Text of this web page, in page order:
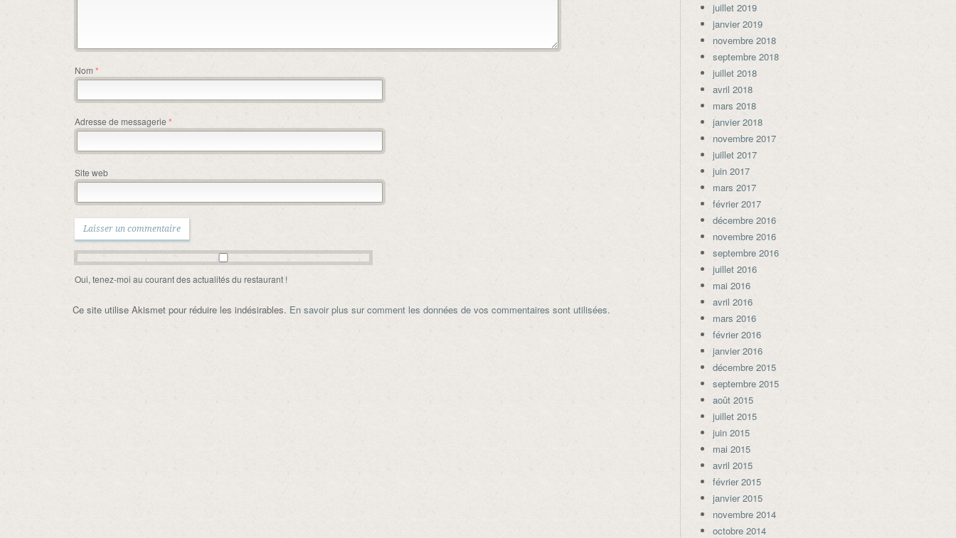
Nom *
Adresse de messagerie *
Site web
Oui, tenez-moi au courant des actualités du restaurant !
Ce site utilise Akismet pour réduire les indésirables. En savoir plus sur comment les données de vos commentaires sont utilisées.
juillet 2019
janvier 2019
novembre 2018
septembre 2018
juillet 2018
avril 2018
mars 2018
janvier 2018
novembre 2017
juillet 2017
juin 2017
mars 2017
février 2017
décembre 2016
novembre 2016
septembre 2016
juillet 2016
mai 2016
avril 2016
mars 2016
février 2016
janvier 2016
décembre 2015
septembre 2015
août 2015
juillet 2015
juin 2015
mai 2015
avril 2015
février 2015
janvier 2015
novembre 2014
octobre 2014